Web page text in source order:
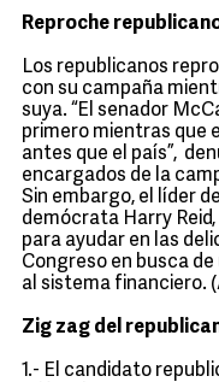
Reproche
Los republicanos
con su campaña
suya. “El senador
primero mientras que
antes que el país”,
encargados de la
Sin embargo, el líder
demócrata Harry
para ayudar en las
Congreso en busca
al sistema financiero.
Zig zag del
1.- El candidato